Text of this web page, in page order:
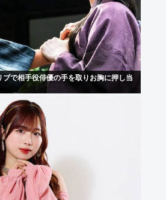
ブで相手役俳優の手を取りお胸に押し当